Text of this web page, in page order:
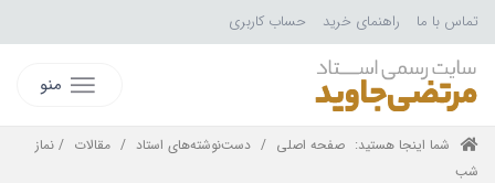
تماس با ما راهنمای خرید حساب کاربری
منو
شما اینجا هستید: صفحه اصلی / دست‌نوشته‌های استاد / مقالات / نماز
شب